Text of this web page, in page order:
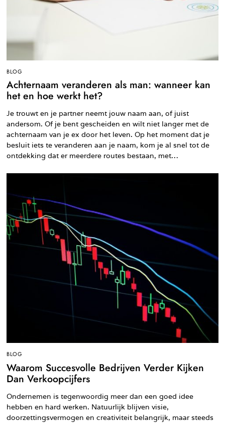
BLOG
Achternaam veranderen als man: wanneer kan
het en hoe werkt het?
Je trouwt en je partner neemt jouw naam aan, of juist
andersom. Of je bent gescheiden en wilt niet langer met de
achternaam van je ex door het leven. Op het moment dat je
besluit iets te veranderen aan je naam, kom je al snel tot de
ontdekking dat er meerdere routes bestaan, met…
BLOG
Waarom Succesvolle Bedrijven Verder Kijken
Dan Verkoopcijfers
Ondernemen is tegenwoordig meer dan een goed idee
hebben en hard werken. Natuurlijk blijven visie,
doorzettingsvermogen en creativiteit belangrijk, maar steeds